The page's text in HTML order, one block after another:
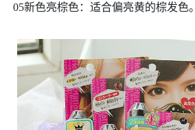
05新色亮棕色：适合偏亮黄的棕发色。